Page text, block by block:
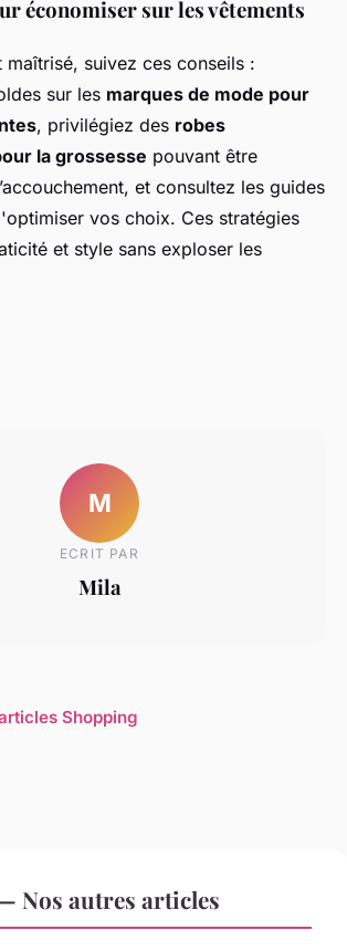
économiser sur les vêtements
maîtrisé, suivez ces conseils :
sur les marques de mode pour
, privilégiez des robes
la grossesse pouvant être
et consultez les guides
vos choix. Ces stratégies
et style sans exploser les
M
ECRIT PAR
Mila
Shopping
Nos autres articles